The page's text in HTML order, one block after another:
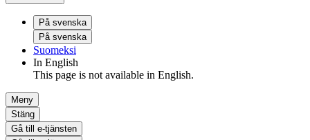
På svenska
På svenska
Suomeksi
In English
This page is not available in English.
Meny
Stäng
Gå till e-tjänsten